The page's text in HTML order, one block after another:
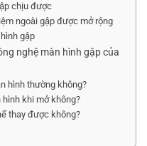
chịu được
ngoài gập được mở rộng
gập
nghệ màn hình gập của
hình thường không?
khi mở không?
thay được không?